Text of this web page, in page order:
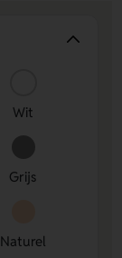
acryl en
Wit
Grijs
Naturel